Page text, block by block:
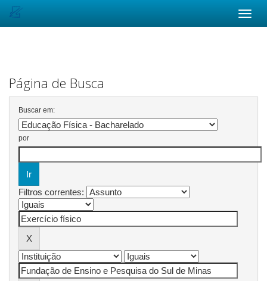
Página de Busca
Buscar em:
por
Filtros correntes: